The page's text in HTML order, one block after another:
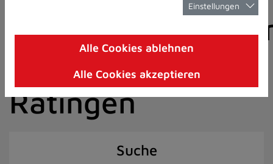
8)
I)
der Stadt
Ratingen
Suche
Einstellungen
Alle Cookies ablehnen
Alle Cookies akzeptieren